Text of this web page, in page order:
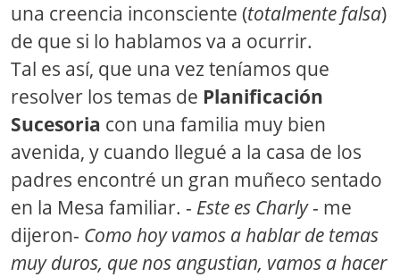
una creencia inconsciente (totalmente falsa)
de que si lo hablamos va a ocurrir.
Tal es así, que una vez teníamos que
resolver los temas de Planificación
Sucesoria con una familia muy bien
avenida, y cuando llegué a la casa de los
padres encontré un gran muñeco sentado
en la Mesa familiar. - Este es Charly- me
dijeron- Como hoy vamos a hablar de temas
muy duros, que nos angustian, vamos a hacer